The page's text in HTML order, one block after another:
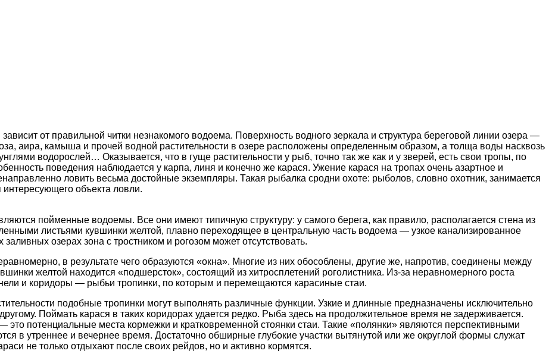
от правильной читки незнакомого водоема. Поверхность водного зеркала и структура береговой линии озера —
аира, камыша и прочей водной растительности в озере расположены определенным образом, а толща воды насквозь
водорослей… Оказывается, что в гуще растительности у рыб, точно так же как и у зверей, есть свои тропы, по
поведения наблюдается у карпа, линя и конечно же карася. Ужение карася на тропах очень азартное и
ловить весьма достойные экземпляры. Такая рыбалка сродни охоте: рыболов, словно охотник, занимается
объекта ловли.
пойменные водоемы. Все они имеют типичную структуру: у самого берега, как правило, располагается стена из
листьями кувшинки желтой, плавно переходящее в центральную часть водоема — узкое канализированное
озерах зона с тростником и рогозом может отсутствовать.
в результате чего образуются «окна». Многие из них обособлены, другие же, напротив, соединены между
желтой находится «подшерсток», состоящий из хитросплетений роголистника. Из-за неравномерного роста
и коридоры — рыбьи тропинки, по которым и перемещаются карасиные стаи.
подобные тропинки могут выполнять различные функции. Узкие и длинные предназначены исключительно
Поймать карася в таких коридорах удается редко. Рыба здесь на продолжительное время не задерживается.
потенциальные места кормежки и кратковременной стоянки стаи. Такие «полянки» являются перспективными
в утреннее и вечернее время. Достаточно обширные глубокие участки вытянутой или же округлой формы служат
не только отдыхают после своих рейдов, но и активно кормятся.